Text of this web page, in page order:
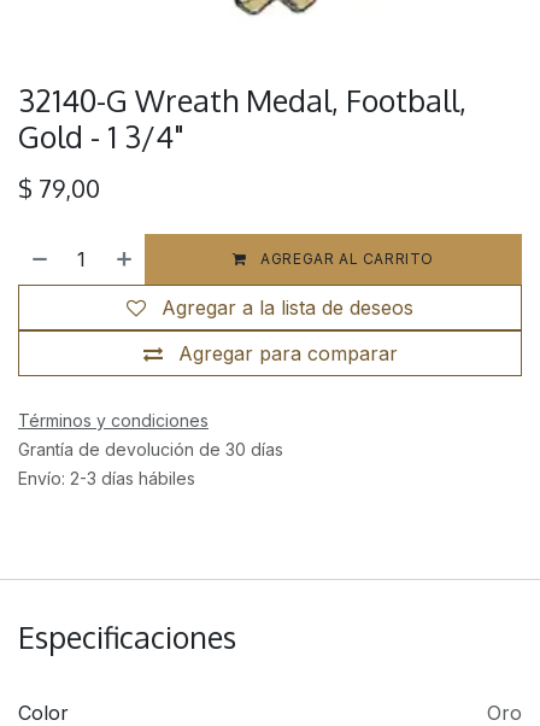
32140-G Wreath Medal, Football,
Gold - 1 3/4"
$ 79,00
AGREGAR AL CARRITO
Agregar para comparar
Agregar a la lista de deseos
Términos y condiciones
Grantía de devolución de 30 días
Envío: 2-3 días hábiles
Especificaciones
Color Oro